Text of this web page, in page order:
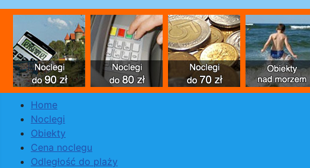
Home
Noclegi
Obiekty
Cena noclegu
Odległość do plaży